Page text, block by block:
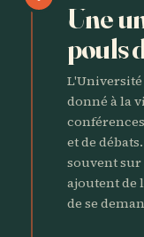
Une
pouls
L'Université
donné à la
et de
souvent
ajoutent de
de se